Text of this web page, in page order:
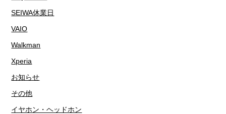
SEIWA休業日
VAIO
Walkman
Xperia
お知らせ
その他
イヤホン・ヘッドホン